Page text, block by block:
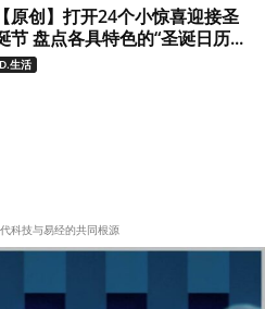
【原创】打开24个小惊喜迎接圣
节 盘点各具特色的“圣诞日历...
D.生活
科技与易经的共同根源